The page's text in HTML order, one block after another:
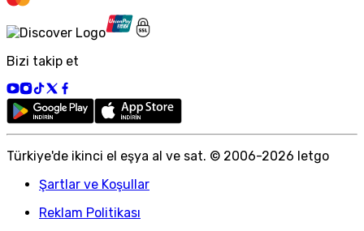
Bizi takip et
Türkiye'de ikinci el eşya al ve sat. © 2006-2026 letgo
Şartlar ve Koşullar
Reklam Politikası